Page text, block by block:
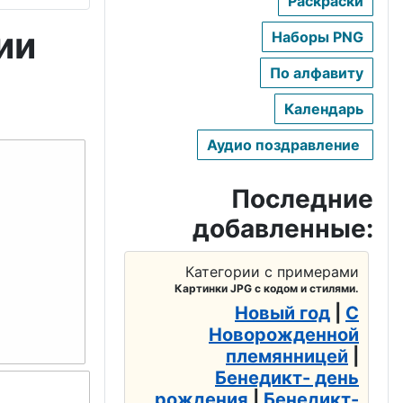
Наборы PNG
По алфавиту
Календарь
Аудио поздравление
Последние
добавленные:
Категории с примерами
Картинки JPG с кодом и стилями.
Новый год
С
Новорожденной
племянницей
Бенедикт- день